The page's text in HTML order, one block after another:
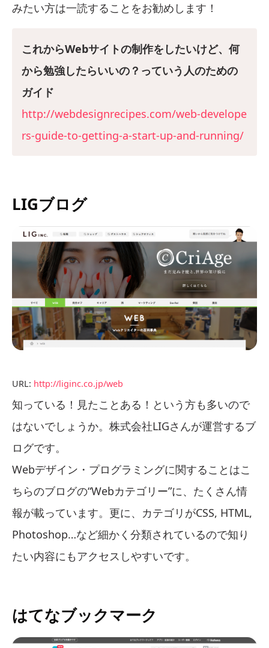
みたい方は一読することをお勧めします！
これからWebサイトの制作をしたいけど、何
から勉強したらいいの？っていう人のための
ガイド
http://webdesignrecipes.com/web-develope
rs-guide-to-getting-a-start-up-and-running/
LIGブログ
URL: http://liginc.co.jp/web
知っている！見たことある！という方も多いので
はないでしょうか。株式会社LIGさんが運営するブ
ログです。
Webデザイン・プログラミングに関することはこ
ちらのブログの“Webカテゴリー”に、たくさん情
報が載っています。更に、カテゴリがCSS, HTML,
Photoshop…など細かく分類されているので知り
たい内容にもアクセスしやすいです。
はてなブックマーク